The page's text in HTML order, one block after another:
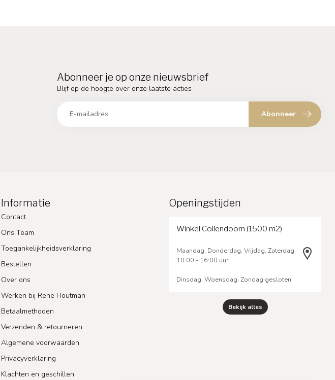
Abonneer je op onze nieuwsbrief
Blijf op de hoogte over onze laatste acties
Abonneer
Informatie
Contact
Ons Team
Toegankelijkheidsverklaring
Bestellen
Over ons
Werken bij Rene Houtman
Betaalmethoden
Verzenden & retourneren
Algemene voorwaarden
Privacyverklaring
Klachten en geschillen
Openingstijden
Winkel Collendoorn (1500 m2)
Maandag, Donderdag, Vrijdag, Zaterdag
10.00 - 16:00 uur
Dinsdag, Woensdag, Zondag gesloten
Bekijk alles